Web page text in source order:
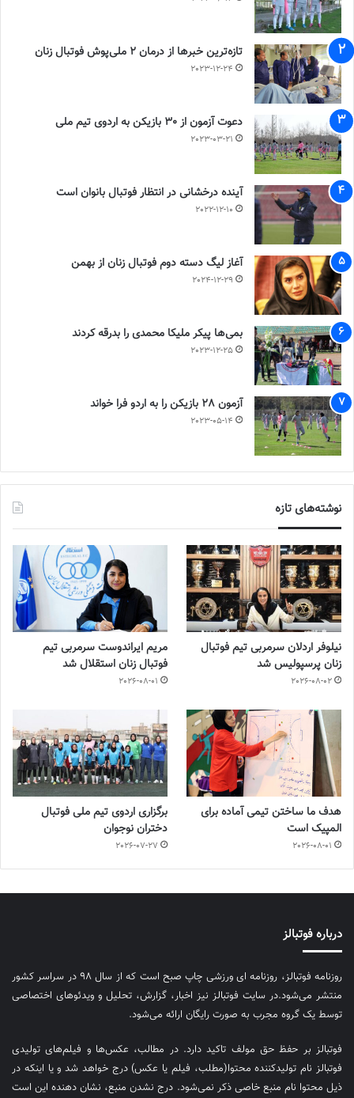
تازه‌ترین خبرها از درمان ۲ ملی‌پوش فوتبال زنان
2023-12-24
دعوت آزمون از 30 بازیکن به اردوی تیم ملی
2023-03-21
آینده درخشانی در انتظار فوتبال بانوان است
2022-12-10
آغاز لیگ دسته دوم فوتبال زنان از بهمن
2024-12-29
بمی‌ها پیکر ملیکا محمدی را بدرقه کردند
2023-12-25
آزمون 28 بازیکن را به اردو فرا خواند
2023-05-14
نوشته‌های تازه
نیلوفر اردلان سرمربی تیم فوتبال
زنان پرسپولیس شد
2026-08-02
مریم ایراندوست سرمربی تیم
فوتبال زنان استقلال شد
2026-08-01
هدف ما ساختن تیمی آماده برای
المپیک است
2026-08-01
برگزاری اردوی تیم ملی فوتبال
دختران نوجوان
2026-07-27
درباره فوتبالز
روزنامه فوتبالز، روزنامه ای ورزشی چاپ صبح است که از سال ۹۸ در سراسر کشور
منتشر می‌شود.در سایت فوتبالز نیز اخبار، گزارش، تحلیل و ویدئوهای اختصاصی
توسط یک گروه مجرب به صورت رایگان ارائه می‌شود.
فوتبالز بر حفظ حق مولف تاکید دارد. در مطالب، عکس‌ها و فیلم‌های تولیدی
فوتبالز نام تولیدکننده محتوا(مطلب، فیلم یا عکس) درج خواهد شد و یا اینکه در
ذیل محتوا نام منبع خاصی ذکر نمی‌‎شود. درج نشدن منبع، نشان دهنده این است